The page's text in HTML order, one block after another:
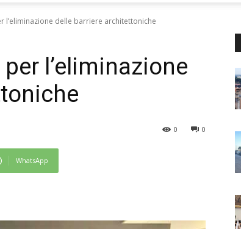
l’eliminazione delle barriere architettoniche
l’eliminazione
0
0
WhatsApp